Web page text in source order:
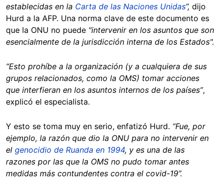
establecidas en la Carta de las Naciones Unidas”, dijo
Hurd a la AFP. Una norma clave de este documento es
que la ONU no puede "intervenir en los asuntos que son
esencialmente de la jurisdicción interna de los Estados".
“Esto prohíbe a la organización (y a cualquiera de sus
grupos relacionados, como la OMS) tomar acciones
que interfieran en los asuntos internos de los países”,
explicó el especialista.
Y esto se toma muy en serio, enfatizó Hurd. “Fue, por
ejemplo, la razón que dio la ONU para no intervenir en
el genocidio de Ruanda en 1994, y es una de las
razones por las que la OMS no pudo tomar antes
medidas más contundentes contra el covid-19”.